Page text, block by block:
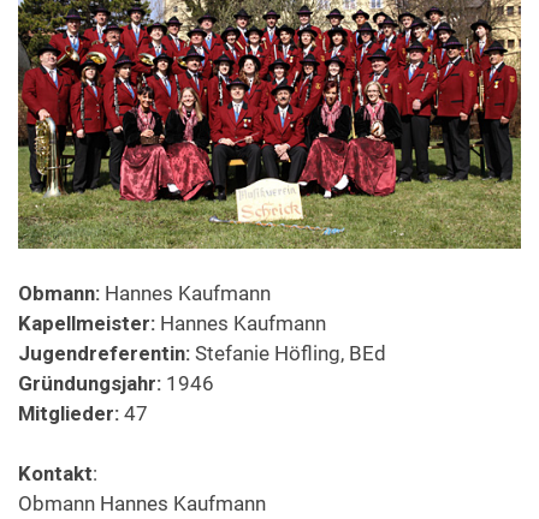
Funktionäre
Fotos
Veranstaltungen
Formulare & Downloads
Obmann: Hannes Kaufmann
Kapellmeister: Hannes Kaufmann
Jugendreferentin: Stefanie Höfling, BEd
Gründungsjahr: 1946
Mitglieder: 47
Kontakt:
Obmann Hannes Kaufmann